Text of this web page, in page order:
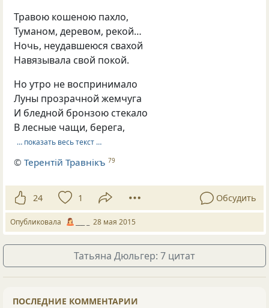
Травою кошеною пахло,
Туманом, деревом, рекой…
Ночь, неудавшеюся свахой
Навязывала свой покой.
Но утро не воспринимало
Луны прозрачной жемчуга
И бледной бронзою стекало
В лесные чащи, берега,
… показать весь текст …
©Терентiй Травнiкъ 79
24 1 Обсудить
Опубликовала 28 мая 2015
Татьяна Дюльгер: 7 цитат
ПОСЛЕДНИЕ КОММЕНТАРИИ